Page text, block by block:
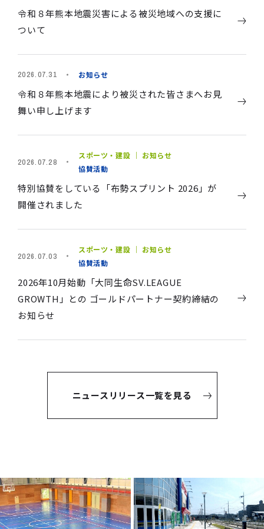
令和８年熊本地震災害による被災地域への支援に
ついて
2026.07.31 お知らせ
令和８年熊本地震により被災された皆さまへお見
舞い申し上げます
2026.07.28
スポーツ・建設 ｜ お知らせ
協賛活動
特別協賛をしている「布勢スプリント 2026」が
開催されました
2026.07.03
スポーツ・建設 ｜ お知らせ
協賛活動
2026年10月始動「大同生命SV.LEAGUE
GROWTH」との ゴールドパートナー契約締結の
お知らせ
ニュースリリース一覧を見る